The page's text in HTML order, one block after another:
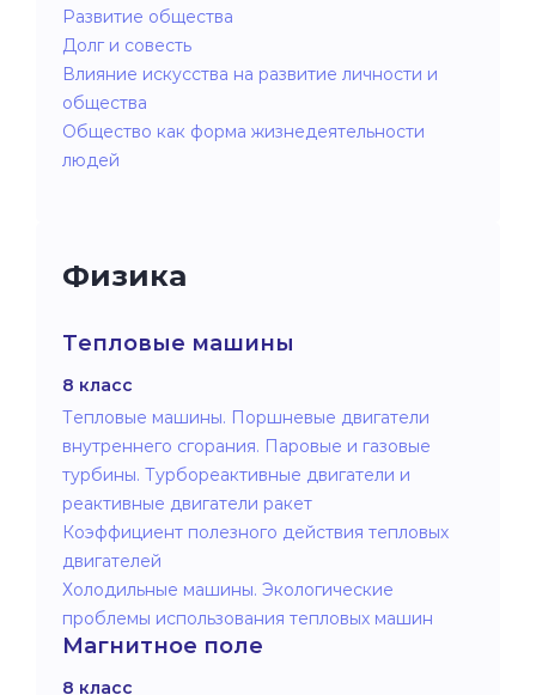
Развитие общества
Долг и совесть
Влияние искусства на развитие личности и
общества
Общество как форма жизнедеятельности
людей
Физика
Тепловые машины
8 класс
Тепловые машины. Поршневые двигатели
внутреннего сгорания. Паровые и газовые
турбины. Турбореактивные двигатели и
реактивные двигатели ракет
Коэффициент полезного действия тепловых
двигателей
Холодильные машины. Экологические
проблемы использования тепловых машин
Магнитное поле
8 класс